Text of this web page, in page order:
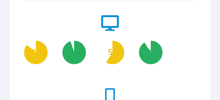
86 95 59 91